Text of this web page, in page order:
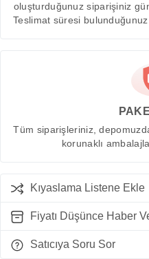
oluşturduğunuz siparişiniz
Teslimat süresi
Tüm siparişleriniz,
korunaklı
Kıyaslama Listene Ekle
Fiyatı Düşünce Haber
Satıcıya Soru Sor